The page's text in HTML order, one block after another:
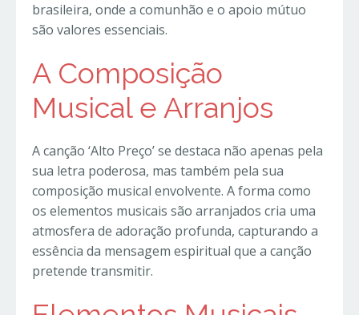
brasileira, onde a comunhão e o apoio mútuo
são valores essenciais.
A Composição
Musical e Arranjos
A canção ‘Alto Preço’ se destaca não apenas pela
sua letra poderosa, mas também pela sua
composição musical envolvente. A forma como
os elementos musicais são arranjados cria uma
atmosfera de adoração profunda, capturando a
essência da mensagem espiritual que a canção
pretende transmitir.